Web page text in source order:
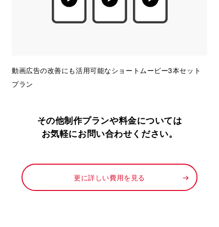
動画広告の改善にも活用可能なショートムービー3本セット
プラン
その他制作プランや料金については
お気軽にお問い合わせください。
更に詳しい費用を見る